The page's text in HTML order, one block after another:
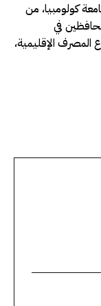
كولومبيا، من
في
المصرف الإقليمية،